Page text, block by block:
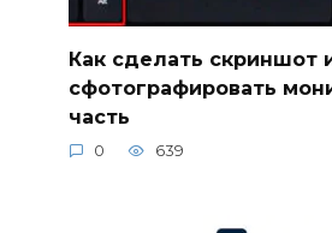
Как сделать скриншот
сфотографировать
часть
0 639